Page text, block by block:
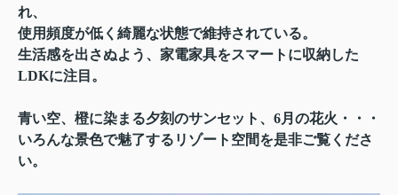
れ、
使用頻度が低く綺麗な状態で維持されている。
生活感を出さぬよう、家電家具をスマートに収納した
LDKに注目。
青い空、橙に染まる夕刻のサンセット、6月の花火・・・
いろんな景色で魅了するリゾート空間を是非ご覧くださ
い。